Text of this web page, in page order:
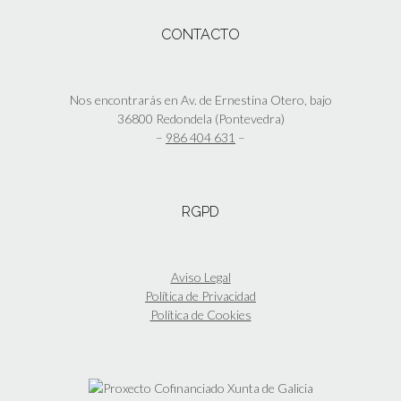
producto
opciones
elegir
en
la
CONTACTO
Nos encontrarás en Av. de Ernestina Otero, bajo
36800 Redondela (Pontevedra)
– 986 404 631 –
RGPD
Aviso Legal
Política de Privacidad
Política de Cookies